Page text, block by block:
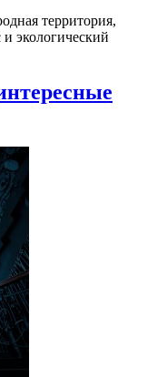
территория,
экологический